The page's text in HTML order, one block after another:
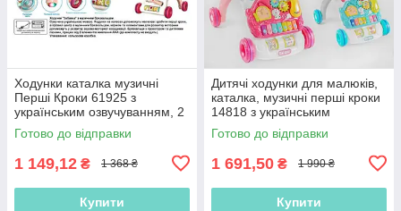
Ходунки каталка музичні
Перші Кроки 61925 з
українським озвучуванням, 2
кольори, 3D-підсвітка, пісні,
мелодії
Готово до відправки
1 149,12 ₴ 1 368 ₴
Купити
Дитячі ходунки для малюків,
каталка, музичні перші кроки
14818 з українським
озвучуванням (2 кольори)
Готово до відправки
1 691,50 ₴ 1 990 ₴
Купити